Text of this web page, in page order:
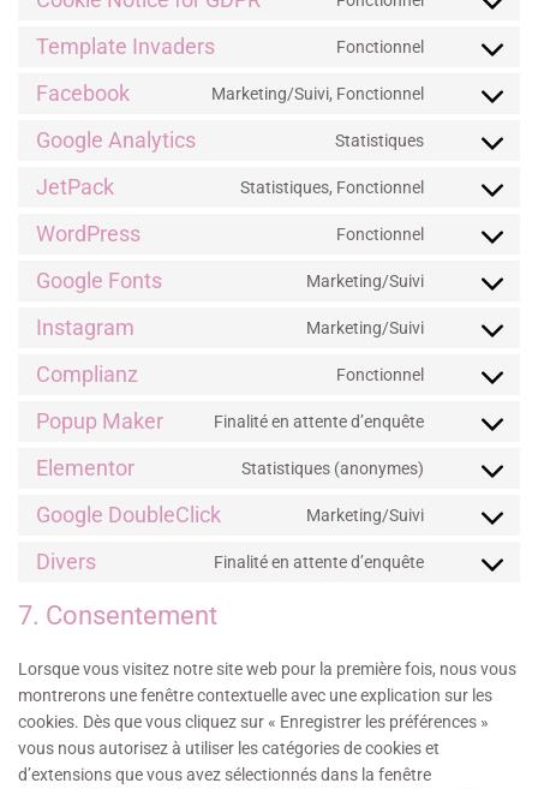
Template Invaders Fonctionnel
Facebook Marketing/Suivi, Fonctionnel
Google Analytics Statistiques
JetPack Statistiques, Fonctionnel
WordPress Fonctionnel
Google Fonts Marketing/Suivi
Instagram Marketing/Suivi
Complianz Fonctionnel
Popup Maker Finalité en attente d’enquête
Elementor Statistiques (anonymes)
Google DoubleClick Marketing/Suivi
Divers Finalité en attente d’enquête
7. Consentement
Lorsque vous visitez notre site web pour la première fois, nous vous
montrerons une fenêtre contextuelle avec une explication sur les
cookies. Dès que vous cliquez sur « Enregistrer les préférences »
vous nous autorisez à utiliser les catégories de cookies et
d’extensions que vous avez sélectionnés dans la fenêtre